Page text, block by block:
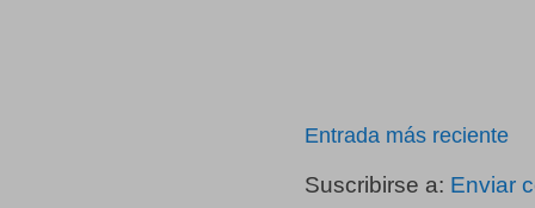
Entrada más reciente
Suscribirse a: Enviar